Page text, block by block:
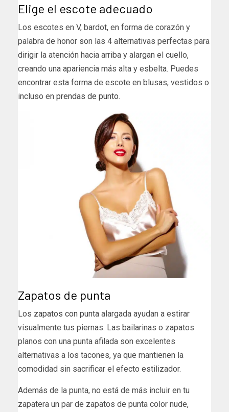
Elige el escote adecuado
Los escotes en V, bardot, en forma de corazón y
palabra de honor son las 4 alternativas perfectas para
dirigir la atención hacia arriba y alargan el cuello,
creando una apariencia más alta y esbelta. Puedes
encontrar esta forma de escote en blusas, vestidos o
incluso en prendas de punto.
Zapatos de punta
Los zapatos con punta alargada ayudan a estirar
visualmente tus piernas. Las bailarinas o zapatos
planos con una punta afilada son excelentes
alternativas a los tacones, ya que mantienen la
comodidad sin sacrificar el efecto estilizador.
Además de la punta, no está de más incluir en tu
zapatera un par de zapatos de punta color nude,